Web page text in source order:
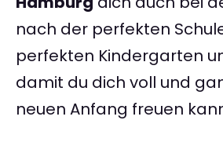
nach der perfekten
perfekten Kindergarten
damit du dich voll und
neuen Anfang freuen